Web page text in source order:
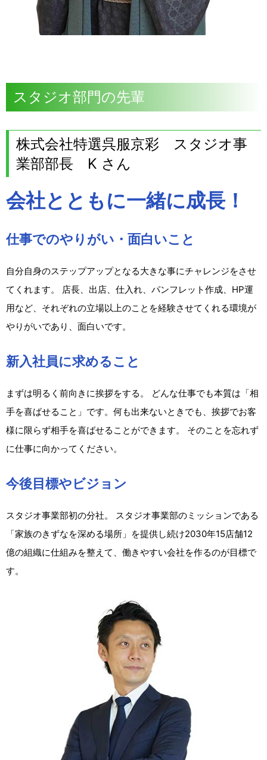
スタジオ部門の先輩
株式会社特選呉服京彩 スタジオ事
業部部長 K さん
会社とともに一緒に成長！
仕事でのやりがい・面白いこと
自分自身のステップアップとなる大きな事にチャレンジをさせ
てくれます。 店長、出店、仕入れ、パンフレット作成、HP運
用など、それぞれの立場以上のことを経験させてくれる環境が
やりがいであり、面白いです。
新入社員に求めること
まずは明るく前向きに挨拶をする。 どんな仕事でも本質は「相
手を喜ばせること」です。何も出来ないときでも、挨拶でお客
様に限らず相手を喜ばせることができます。 そのことを忘れず
に仕事に向かってください。
今後目標やビジョン
スタジオ事業部初の分社。 スタジオ事業部のミッションである
「家族のきずなを深める場所」を提供し続け2030年15店舗12
億の組織に仕組みを整えて、働きやすい会社を作るのが目標で
す。